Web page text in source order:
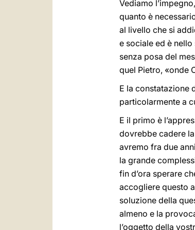
Vediamo
quanto è
al livello che si
e sociale ed è
senza posa del
quel Pietro, «onde
E la constatazione
particolarmente a
E il primo è
dovrebbe cadere
avremo fra due
la grande
fin d’ora sperare
accogliere questo
soluzione della
almeno e la
l’oggetto della